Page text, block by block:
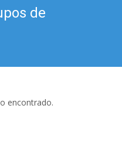
de
encontrado.